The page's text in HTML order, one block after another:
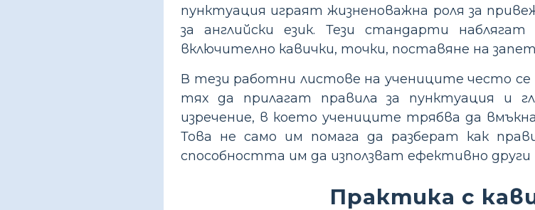
пунктуация играят жизненоважна роля за
за английски език. Тези стандарти
включително кавички, точки, поставяне на
В тези работни листове на учениците често
тях да прилагат правила за пунктуация и
изречение, в което учениците трябва да
Това не само им помага да разберат как
способността им да използват ефективно други
Практика с